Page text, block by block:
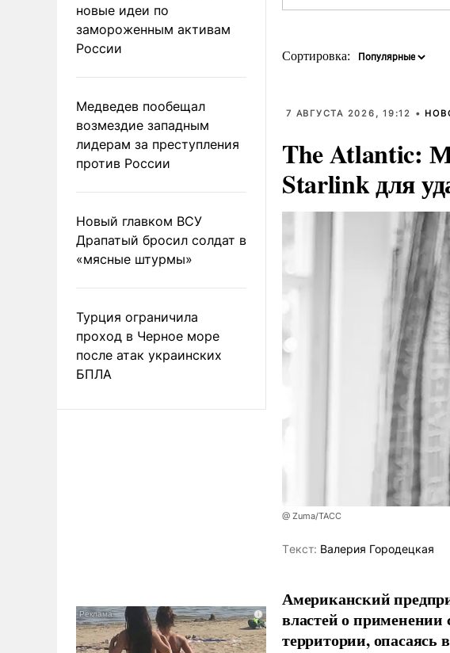
новые идеи по
замороженным активам
России
Медведев пообещал
возмездие западным
лидерам за преступления
против России
Новый главком ВСУ
Драпатый бросил солдат в
«мясные штурмы»
Турция ограничила
проход в Черное море
после атак украинских
БПЛА
Сортировка:
7 АВГУСТА 2026, 19:12 •
The Atlantic:
Starlink для
@ Zuma/ТАСС
Tекст: Валерия Городецкая
Американский
властей о применении
территории,